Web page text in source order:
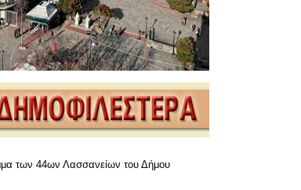
των 44ων Λασσανείων του Δήμου